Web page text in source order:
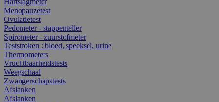
Menopauzetest
Ovulatietest
Pedometer - stappenteller
Spirometer - zuurstofmeter
Teststroken : bloed, speeksel, urine
Thermometers
Vruchtbaarheidstests
Weegschaal
Zwangerschapstests
Afslanken
Afslanken